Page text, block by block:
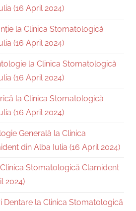
(16 April 2024)
la Clinica Stomatologică
(16 April 2024)
la Clinica Stomatologică
(16 April 2024)
la Clinica Stomatologică
(16 April 2024)
Generală la Clinica
din Alba Iulia (16 April 2024)
Stomatologică Clamident
2024)
Dentare la Clinica Stomatologică